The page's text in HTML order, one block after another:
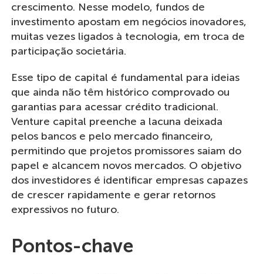
crescimento. Nesse modelo, fundos de
investimento apostam em negócios inovadores,
muitas vezes ligados à tecnologia, em troca de
participação societária.
Esse tipo de capital é fundamental para ideias
que ainda não têm histórico comprovado ou
garantias para acessar crédito tradicional.
Venture capital preenche a lacuna deixada
pelos bancos e pelo mercado financeiro,
permitindo que projetos promissores saiam do
papel e alcancem novos mercados. O objetivo
dos investidores é identificar empresas capazes
de crescer rapidamente e gerar retornos
expressivos no futuro.
Pontos-chave